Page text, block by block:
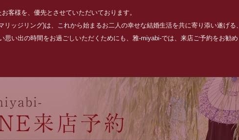
客様を、優先とさせていただいております。
リッジリング)は、これから始まるお二人の幸せな結婚生活を共に寄り添い遂げ
思い出の時間をお過ごしいただくためにも、雅-miyabi-では、来店ご予約をお勧